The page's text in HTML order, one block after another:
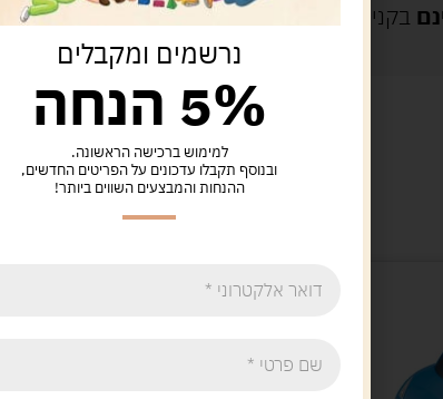
בקנייה מעל 329 ש"ח
מוצרים קשורים
נרשמים ומקבלים
5% הנחה
למימוש ברכישה הראשונה.
ובנוסף תקבלו עדכונים על הפריטים החדשים,
ההנחות והמבצעים השווים ביותר!